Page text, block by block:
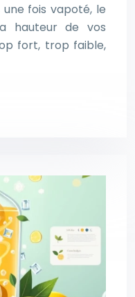
fois vapoté, le
hauteur de vos
fort, trop faible,